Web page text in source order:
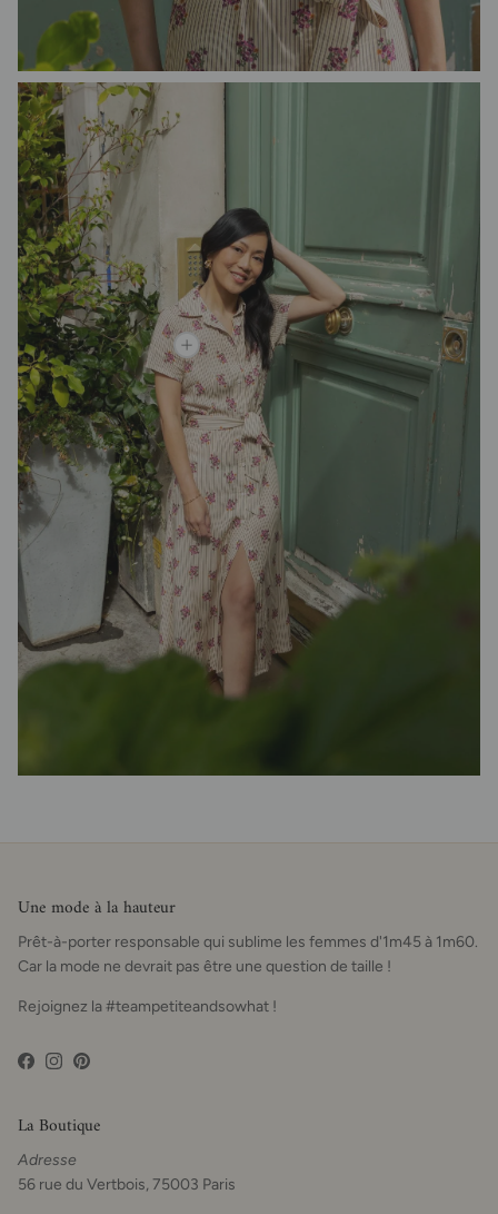
Une mode à la hauteur
Prêt-à-porter responsable qui sublime les femmes d'1m45 à 1m60.
Car la mode ne devrait pas être une question de taille !
Rejoignez la #teampetiteandsowhat !
Facebook
Instagram
Pinterest
La Boutique
Adresse
56 rue du Vertbois, 75003 Paris